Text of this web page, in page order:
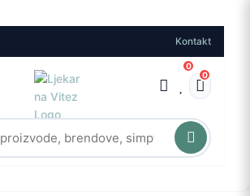
Kontakt
0
0